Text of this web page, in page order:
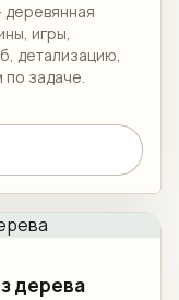
деревянная
игры,
детализацию,
по задаче.
дерева